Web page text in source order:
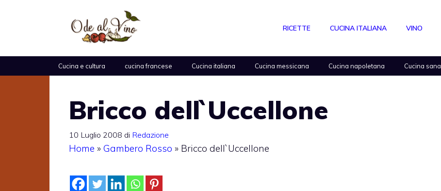
RICETTE CUCINA ITALIANA VINO
Cucina e cultura cucina francese Cucina italiana Cucina messicana Cucina napoletana Cucina sana
Bricco dell`Uccellone
10 Luglio 2008 di Redazione
Home » Gambero Rosso » Bricco dell`Uccellone